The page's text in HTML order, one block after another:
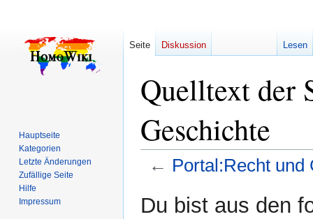
Quelltext der
Geschichte
← Portal:Recht und
Navigation
Suche
Du bist aus den
Seite Diskussion Lesen
Hauptseite
Kategorien
Letzte Änderungen
Zufällige Seite
Hilfe
Impressum